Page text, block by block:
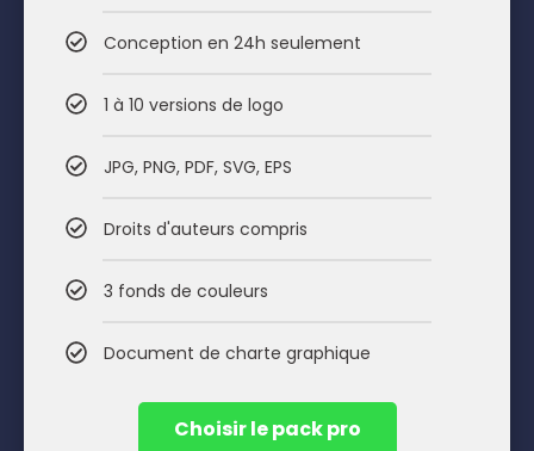
Conception en 24h seulement
1 à 10 versions de logo
JPG, PNG, PDF, SVG, EPS
Droits d'auteurs compris
3 fonds de couleurs
Document de charte graphique
Choisir le pack pro